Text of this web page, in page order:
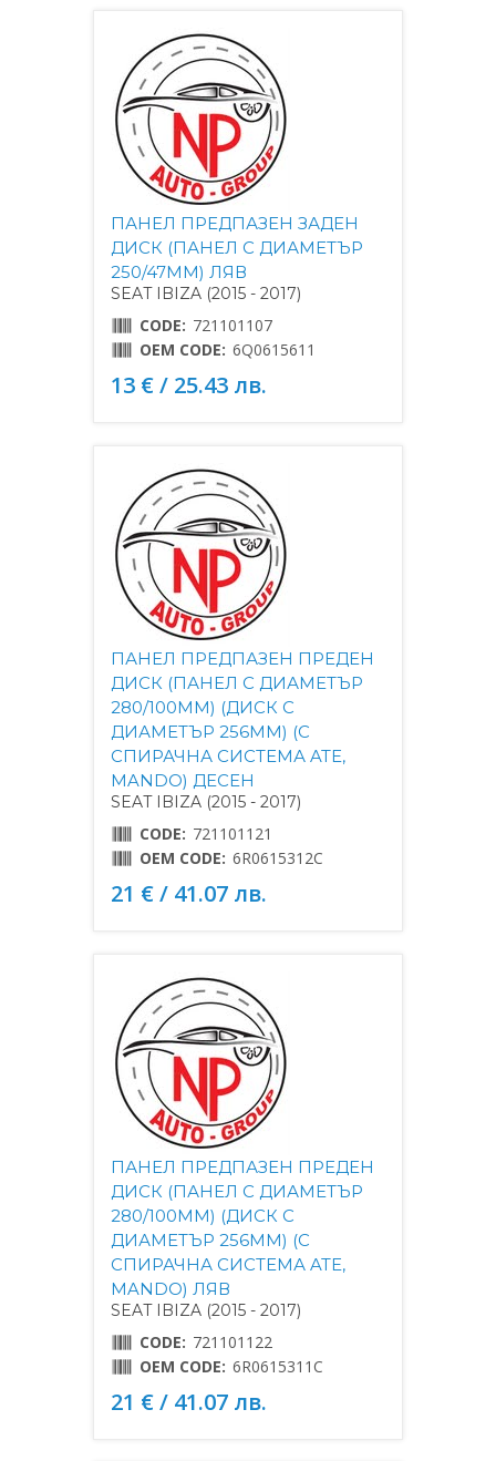
ПАНЕЛ ПРЕДПАЗЕН ЗАДЕН
ДИСК (ПАНЕЛ С ДИАМЕТЪР
250/47MM) ЛЯВ
SEAT IBIZA (2015 - 2017)
CODE: 721101107
OEM CODE: 6Q0615611
13 € / 25.43 лв.
ПАНЕЛ ПРЕДПАЗЕН ПРЕДЕН
ДИСК (ПАНЕЛ С ДИАМЕТЪР
280/100MM) (ДИСК С
ДИАМЕТЪР 256MM) (С
СПИРАЧНА СИСТЕМА ATE,
MANDO) ДЕСЕН
SEAT IBIZA (2015 - 2017)
CODE: 721101121
OEM CODE: 6R0615312C
21 € / 41.07 лв.
ПАНЕЛ ПРЕДПАЗЕН ПРЕДЕН
ДИСК (ПАНЕЛ С ДИАМЕТЪР
280/100MM) (ДИСК С
ДИАМЕТЪР 256MM) (С
СПИРАЧНА СИСТЕМА ATE,
MANDO) ЛЯВ
SEAT IBIZA (2015 - 2017)
CODE: 721101122
OEM CODE: 6R0615311C
21 € / 41.07 лв.